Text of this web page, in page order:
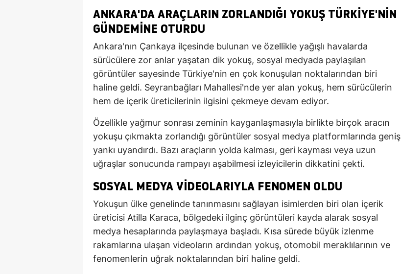
ANKARA'DA ARAÇLARIN ZORLANDIĞI YOKUŞ TÜRKIYE'NIN
GÜNDEMINE OTURDU
Ankara'nın Çankaya ilçesinde bulunan ve özellikle yağışlı havalarda
sürücülere zor anlar yaşatan dik yokuş, sosyal medyada paylaşılan
görüntüler sayesinde Türkiye'nin en çok konuşulan noktalarından biri
haline geldi. Seyranbağları Mahallesi'nde yer alan yokuş, hem sürücülerin
hem de içerik üreticilerinin ilgisini çekmeye devam ediyor.
Özellikle yağmur sonrası zeminin kayganlaşmasıyla birlikte birçok aracın
yokuşu çıkmakta zorlandığı görüntüler sosyal medya platformlarında geniş
yankı uyandırdı. Bazı araçların yolda kalması, geri kayması veya uzun
uğraşlar sonucunda rampayı aşabilmesi izleyicilerin dikkatini çekti.
SOSYAL MEDYA VIDEOLARIYLA FENOMEN OLDU
Yokuşun ülke genelinde tanınmasını sağlayan isimlerden biri olan içerik
üreticisi Atilla Karaca, bölgedeki ilginç görüntüleri kayda alarak sosyal
medya hesaplarında paylaşmaya başladı. Kısa sürede büyük izlenme
rakamlarına ulaşan videoların ardından yokuş, otomobil meraklılarının ve
fenomenlerin uğrak noktalarından biri haline geldi.